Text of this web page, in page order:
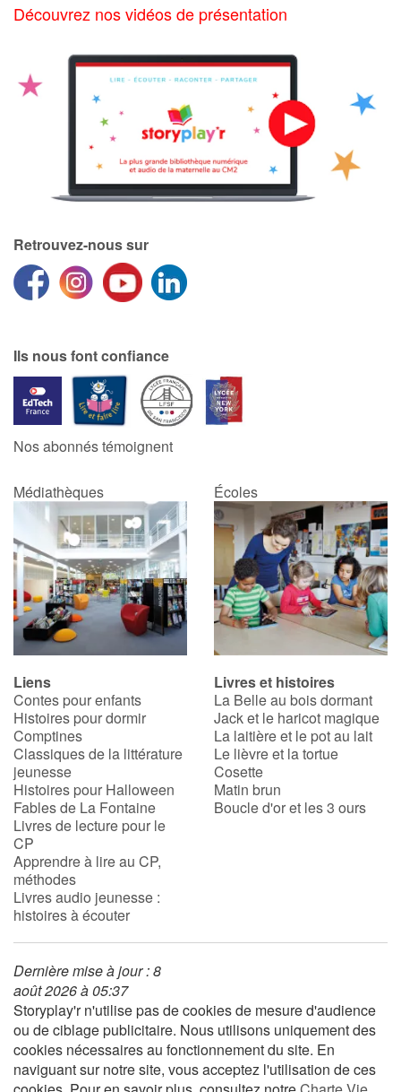
Découvrez nos vidéos de présentation
Retrouvez-nous sur
Ils nous font confiance
Nos abonnés témoignent
Médiathèques Écoles
Liens
Contes pour enfants
Histoires pour dormir
Comptines
Classiques de la littérature
jeunesse
Histoires pour Halloween
Fables de La Fontaine
Livres de lecture pour le
CP
Apprendre à lire au CP,
méthodes
Livres audio jeunesse :
histoires à écouter
Livres et histoires
La Belle au bois dormant
Jack et le haricot magique
La laitière et le pot au lait
Le lièvre et la tortue
Cosette
Matin brun
Boucle d'or et les 3 ours
Dernière mise à jour : 8
août 2026 à 05:37
Storyplay'r n'utilise pas de cookies de mesure d'audience
ou de ciblage publicitaire. Nous utilisons uniquement des
cookies nécessaires au fonctionnement du site. En
naviguant sur notre site, vous acceptez l'utilisation de ces